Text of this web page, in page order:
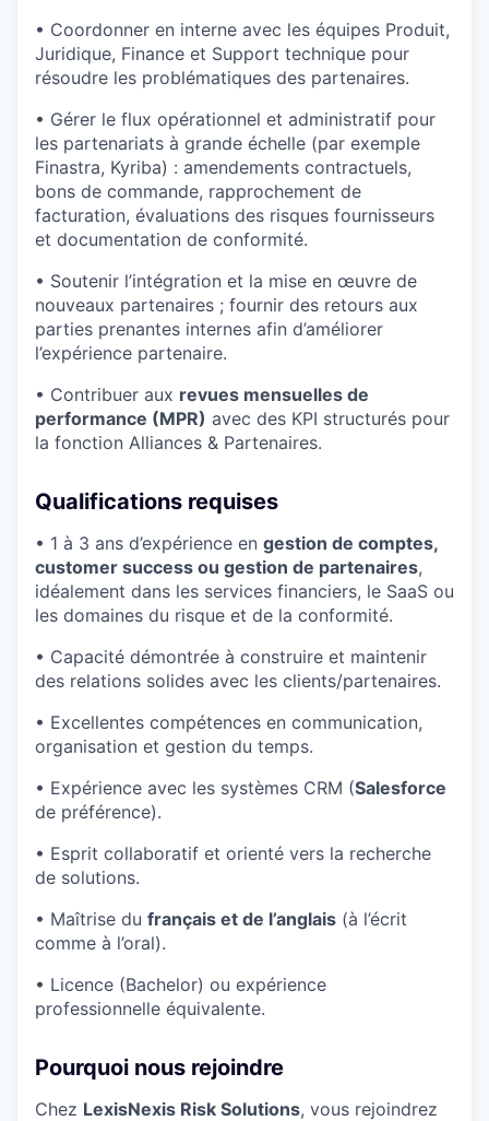
• Coordonner en interne avec les équipes Produit,
Juridique, Finance et Support technique pour
résoudre les problématiques des partenaires.
• Gérer le flux opérationnel et administratif pour
les partenariats à grande échelle (par exemple
Finastra, Kyriba) : amendements contractuels,
bons de commande, rapprochement de
facturation, évaluations des risques fournisseurs
et documentation de conformité.
• Soutenir l’intégration et la mise en œuvre de
nouveaux partenaires ; fournir des retours aux
parties prenantes internes afin d’améliorer
l’expérience partenaire.
• Contribuer aux revues mensuelles de
performance (MPR) avec des KPI structurés pour
la fonction Alliances & Partenaires.
Qualifications requises
• 1 à 3 ans d’expérience en gestion de comptes,
customer success ou gestion de partenaires,
idéalement dans les services financiers, le SaaS ou
les domaines du risque et de la conformité.
• Capacité démontrée à construire et maintenir
des relations solides avec les clients/partenaires.
• Excellentes compétences en communication,
organisation et gestion du temps.
• Expérience avec les systèmes CRM (Salesforce
de préférence).
• Esprit collaboratif et orienté vers la recherche
de solutions.
• Maîtrise du français et de l’anglais (à l’écrit
comme à l’oral).
• Licence (Bachelor) ou expérience
professionnelle équivalente.
Pourquoi nous rejoindre
Chez LexisNexis Risk Solutions, vous rejoindrez